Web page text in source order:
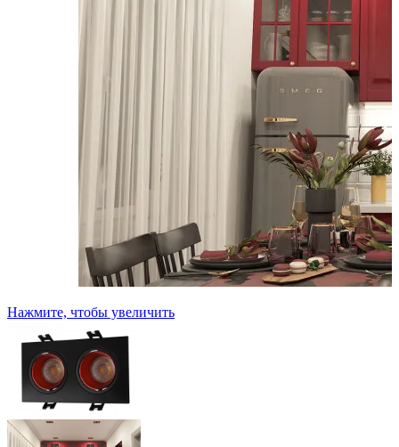
Нажмите, чтобы увеличить